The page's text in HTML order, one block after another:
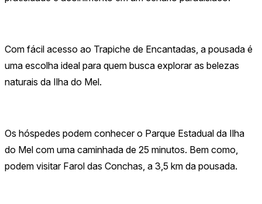
Com fácil acesso ao Trapiche de Encantadas, a pousada é
uma escolha ideal para quem busca explorar as belezas
naturais da Ilha do Mel.
Os hóspedes podem conhecer o Parque Estadual da Ilha
do Mel com uma caminhada de 25 minutos. Bem como,
podem visitar Farol das Conchas, a 3,5 km da pousada.